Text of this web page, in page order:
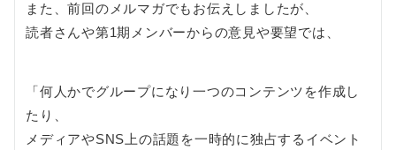
また、前回のメルマガでもお伝えしましたが、
読者さんや第1期メンバーからの意見や要望では、
「何人かでグループになり一つのコンテンツを作成し
たり、
メディアやSNS上の話題を一時的に独占するイベント